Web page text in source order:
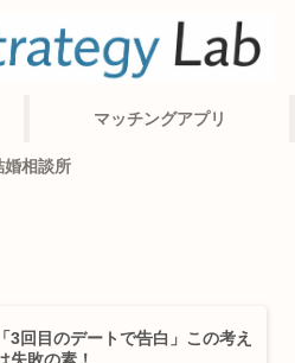
マッチングアプリ
婚相談所
「3回目のデートで告白」この考え
失敗の素！